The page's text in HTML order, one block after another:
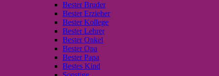
Bester Bruder
Bester Erzieher
Bester Kollege
Bester Lehrer
Bester Onkel
Bester Opa
Bester Papa
Bestes Kind